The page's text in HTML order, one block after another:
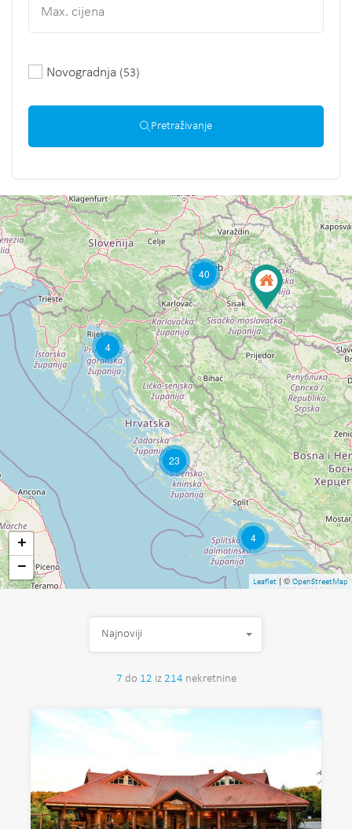
Novogradnja (53)
Pretraživanje
4
4
23
40
+
−
Leaflet| ©OpenStreetMap
7 do 12 iz 214 nekretnine
Najnoviji